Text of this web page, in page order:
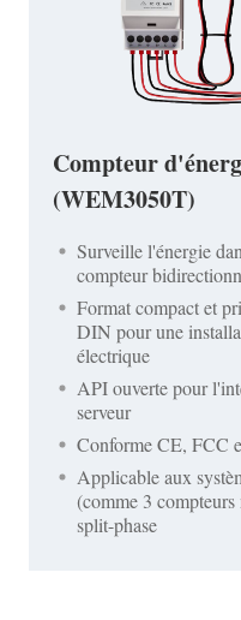
Compteur
(WEM3050T)
Surveille l'énergie
compteur
Format compact et
DIN pour une
électrique
API ouverte pour
serveur
Conforme CE, FCC
Applicable aux
(comme 3 compteurs
split-phase